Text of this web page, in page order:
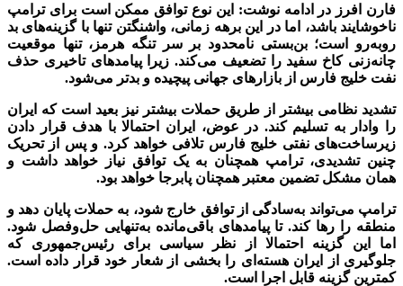
فارن افرز در ادامه نوشت: این نوع توافق ممکن است برای ترامپ
ناخوشایند باشد، اما در این برهه زمانی، واشنگتن تنها با گزینه‌های بد
روبه‌رو است؛ بن‌بستی نامحدود بر سر تنگه هرمز، تنها موقعیت
چانه‌زنی کاخ سفید را تضعیف می‌کند. زیرا پیامدهای تاخیری حذف
نفت خلیج فارس از بازارهای جهانی پیچیده و بدتر می‌شود.
تشدید نظامی بیشتر از طریق حملات بیشتر نیز بعید است که ایران
را وادار به تسلیم کند. در عوض، ایران احتمالا با هدف قرار دادن
زیرساخت‌های نفتی خلیج فارس تلافی خواهد کرد. و پس از تحریک
چنین تشدیدی، ترامپ همچنان به یک توافق نیاز خواهد داشت و
همان مشکل تضمین معتبر همچنان پا‌برجا خواهد بود.
ترامپ می‌تواند به‌سادگی از توافق خارج شود، به حملات پایان دهد و
منطقه را رها کند. تا پیامدهای باقی‌مانده به‌تنهایی حل‌وفصل شود.
اما این گزینه احتمالا از نظر سیاسی برای رئیس‌جمهوری که
جلوگیری از ایران هسته‌ای را بخشی از شعار خود قرار داده است.
کمترین گزینه قابل اجرا است.